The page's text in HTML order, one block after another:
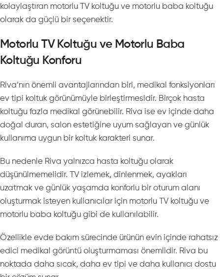
kolaylaştıran motorlu TV koltuğu ve motorlu baba koltuğu
olarak da güçlü bir seçenektir.
Motorlu TV Koltuğu ve Motorlu Baba
Koltuğu Konforu
Riva’nın önemli avantajlarından biri, medikal fonksiyonları
ev tipi koltuk görünümüyle birleştirmesidir. Birçok hasta
koltuğu fazla medikal görünebilir. Riva ise ev içinde daha
doğal duran, salon estetiğine uyum sağlayan ve günlük
kullanıma uygun bir koltuk karakteri sunar.
Bu nedenle Riva yalnızca hasta koltuğu olarak
düşünülmemelidir. TV izlemek, dinlenmek, ayakları
uzatmak ve günlük yaşamda konforlu bir oturum alanı
oluşturmak isteyen kullanıcılar için motorlu TV koltuğu ve
motorlu baba koltuğu gibi de kullanılabilir.
Özellikle evde bakım sürecinde ürünün evin içinde rahatsız
edici medikal görüntü oluşturmaması önemlidir. Riva bu
noktada daha sıcak, daha ev tipi ve daha kullanıcı dostu